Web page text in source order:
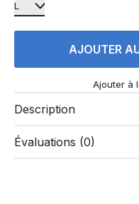
AJOUTER
Ajouter à
Description
Évaluations (0)